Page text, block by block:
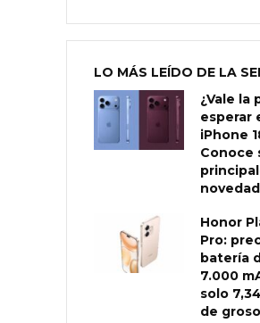
LO MÁS LEÍDO DE LA
¿Vale la
esperar
iPhone
Conoce
Honor
Pro:
batería
7.000
solo
de